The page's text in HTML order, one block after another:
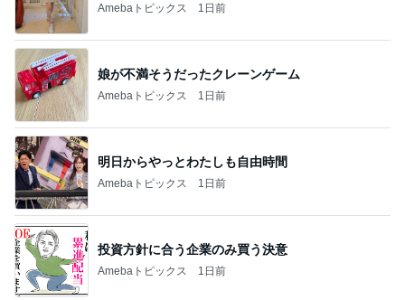
Amebaトピックス 1日前
娘が不満そうだったクレーンゲーム
Amebaトピックス 1日前
明日からやっとわたしも自由時間
Amebaトピックス 1日前
投資方針に合う企業のみ買う決意
Amebaトピックス 1日前